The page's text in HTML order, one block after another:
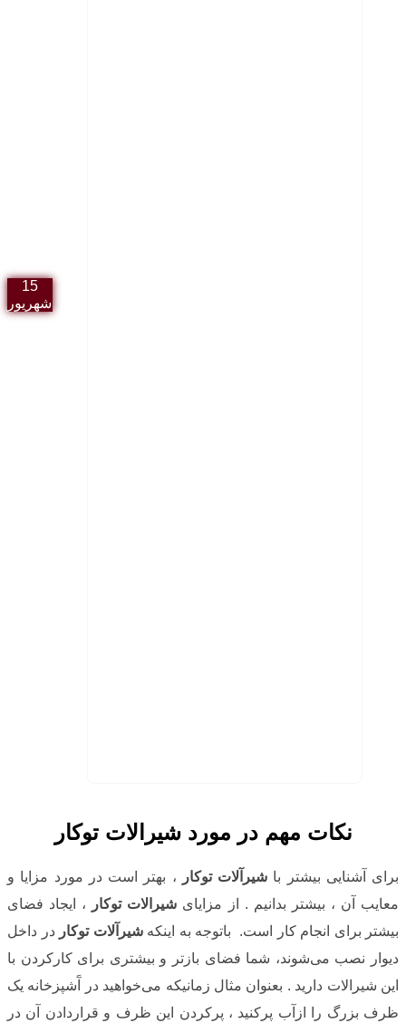
15
شهریور
نکات مهم در مورد شیرالات توکار
برای آشنایی بیشتر با شیرآلات توکار
، بهتر است در مورد مزایا و
معایب آن ، بیشتر بدانیم . از مزایای شیرالات توکار
، ایجاد فضای
بیشتر برای انجام کار است. باتوجه به اینکهشیرآلات توکار در داخل
دیوار نصب می‌شوند، شما فضای بازتر و بیشتری برای کارکردن با
این شیرالات دارید . بعنوان مثال زمانیکه می‌خواهید در آَشپزخانه یک
ظرف بزرگ را ازآب پرکنید ، پرکردن این ظرف و قراردادن آن در